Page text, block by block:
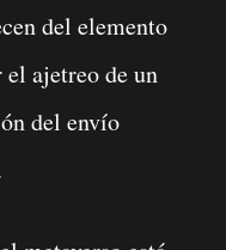
del elemento
ajetreo de un
del envío